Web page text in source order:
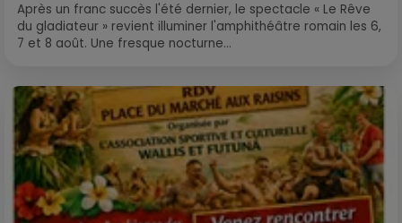
Après un franc succès l'été dernier, le spectacle « Le Rêve
du gladiateur » revient illuminer l'amphithéâtre romain les 6,
7 et 8 août. Une fresque nocturne...